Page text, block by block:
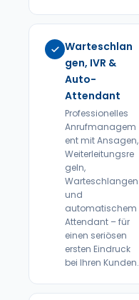
Warteschlan
gen, IVR &
Auto-
Attendant
Professionelles
Anrufmanagem
ent mit Ansagen,
Weiterleitungsre
geln,
Warteschlangen
und
automatischem
Attendant – für
einen seriösen
ersten Eindruck
bei Ihren Kunden.